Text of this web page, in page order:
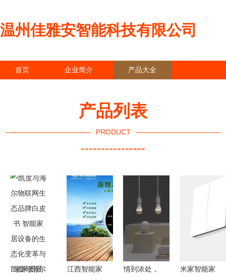
温州佳雅安智能科技有限公司
首页 企业简介 产品大全
产品列表
PRODUCT
----------------
凯度与海尔
江西智能家
情到浓处，
米家智能家